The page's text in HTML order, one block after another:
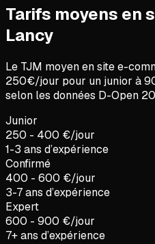
Tarifs moyens en
Lancy
Le TJM moyen ensite e-
250€/jour pour un junior à
selon les données D-Open
Junior
250 - 400 €/jour
1-3 ans d’expérience
Confirmé
400 - 600 €/jour
3-7 ans d’expérience
Expert
600 - 900 €/jour
7+ ans d’expérience